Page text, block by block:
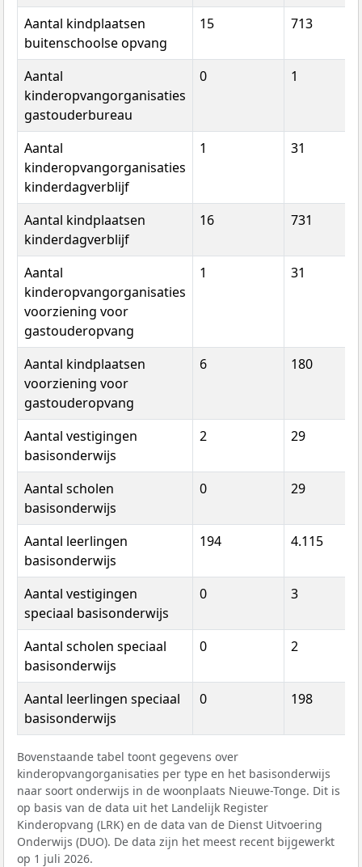
Aantal kindplaatsen
buitenschoolse opvang
15 713
Aantal
kinderopvangorganisaties
gastouderbureau
0 1
Aantal
kinderopvangorganisaties
kinderdagverblijf
1 31
Aantal kindplaatsen
kinderdagverblijf
16 731
Aantal
kinderopvangorganisaties
voorziening voor
gastouderopvang
1 31
Aantal kindplaatsen
voorziening voor
gastouderopvang
6 180
Aantal vestigingen
basisonderwijs
2 29
Aantal scholen
basisonderwijs
0 29
Aantal leerlingen
basisonderwijs
194 4.115
Aantal vestigingen
speciaal basisonderwijs
0 3
Aantal scholen speciaal
basisonderwijs
0 2
Aantal leerlingen speciaal
basisonderwijs
0 198
Bovenstaande tabel toont gegevens over
kinderopvangorganisaties per type en het basisonderwijs
naar soort onderwijs in de woonplaats Nieuwe-Tonge. Dit is
op basis van de data uit het Landelijk Register
Kinderopvang (LRK) en de data van de Dienst Uitvoering
Onderwijs (DUO). De data zijn het meest recent bijgewerkt
op 1 juli 2026.